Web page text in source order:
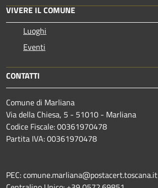
VIVERE IL COMUNE
Luoghi
Eventi
CONTATTI
Comune di Marliana
Via della Chiesa, 5 - 51010 - Marliana
Codice Fiscale: 00361970478
Partita IVA: 00361970478
PEC: comune.marliana@postacert.toscana.it